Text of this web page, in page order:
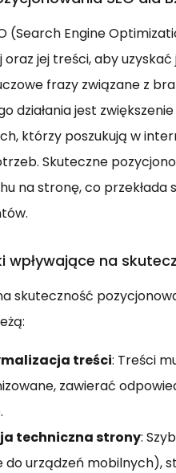
(Search Engine
jej treści, aby
frazy związane z
działania jest
którzy poszukują w
Skuteczne
na stronę, co przekłada
wpływające na
skuteczność
treści: Treści
zawierać
techniczna strony:
do urządzeń mobilnych),